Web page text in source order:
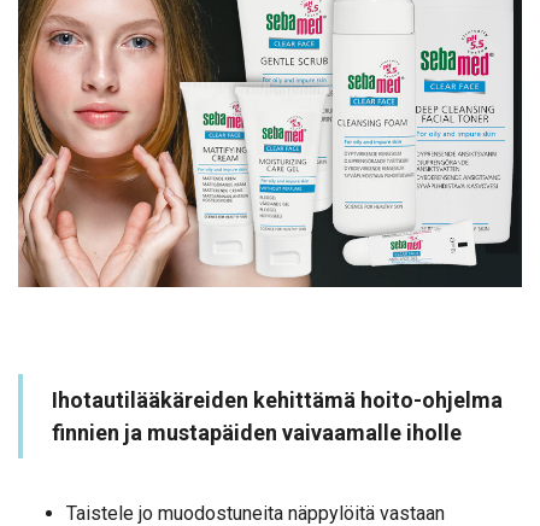
Ihotautilääkäreiden kehittämä hoito-ohjelma
finnien ja mustapäiden vaivaamalle iholle
Taistele jo muodostuneita näppylöitä vastaan